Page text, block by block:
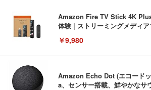
Amazon Fire TV Stick 4K
体験 | ストリーミングメディ
￥9,980
Amazon Echo Dot (エコード
a、センサー搭載、鮮やかなサ